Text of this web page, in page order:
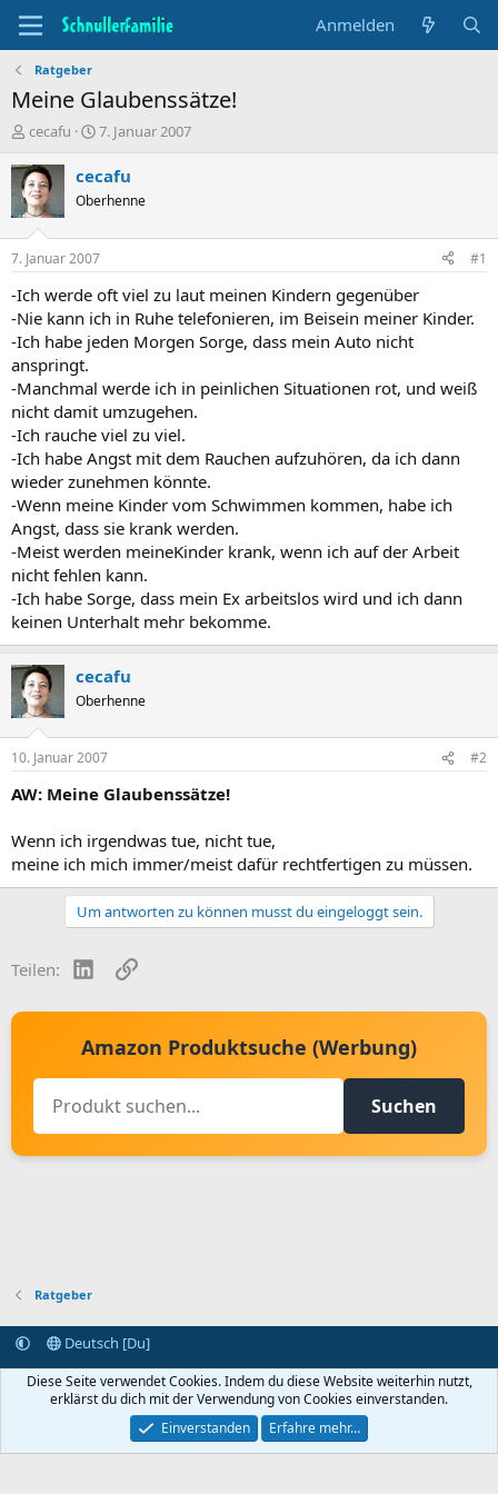
Anmelden
Ratgeber
Meine Glaubenssätze!
T
e
m
e
n
t
a
r
t
e
r
cecafu
B
g
n
d
a
t
u
m
7. Januar 2007
cecafu
Oberhenne
7. Januar 2007 #1
-Ich werde oft viel zu laut meinen Kindern gegenüber
-Nie kann ich in Ruhe telefonieren, im Beisein meiner Kinder.
-Ich habe jeden Morgen Sorge, dass mein Auto nicht
anspringt.
-Manchmal werde ich in peinlichen Situationen rot, und weiß
nicht damit umzugehen.
-Ich rauche viel zu viel.
-Ich habe Angst mit dem Rauchen aufzuhören, da ich dann
wieder zunehmen könnte.
-Wenn meine Kinder vom Schwimmen kommen, habe ich
Angst, dass sie krank werden.
-Meist werden meineKinder krank, wenn ich auf der Arbeit
nicht fehlen kann.
-Ich habe Sorge, dass mein Ex arbeitslos wird und ich dann
keinen Unterhalt mehr bekomme.
cecafu
Oberhenne
10. Januar 2007 #2
AW: Meine Glaubenssätze!
Wenn ich irgendwas tue, nicht tue,
meine ich mich immer/meist dafür rechtfertigen zu müssen.
Um antworten zu können musst du eingeloggt sein.
Teilen: LinkedInLink
Amazon Produktsuche (Werbung)
Suchen
Ratgeber
Deutsch [Du]
Kontakt aufnehmen
Bedingungen und Regeln
Datenschutz
Startseite
R
S
Community platform by XenForo® © 2010-2024 XenForo Ltd.
Diese Seite verwendet Cookies. Indem du diese Website weiterhin nutzt,
erklärst du dich mit der Verwendung von Cookies einverstanden.
Einverstanden
Erfahre mehr…